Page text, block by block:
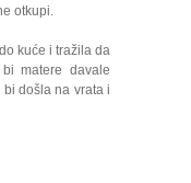
otkupi.
kuće i tražila da
matere davale
došla na vrata i